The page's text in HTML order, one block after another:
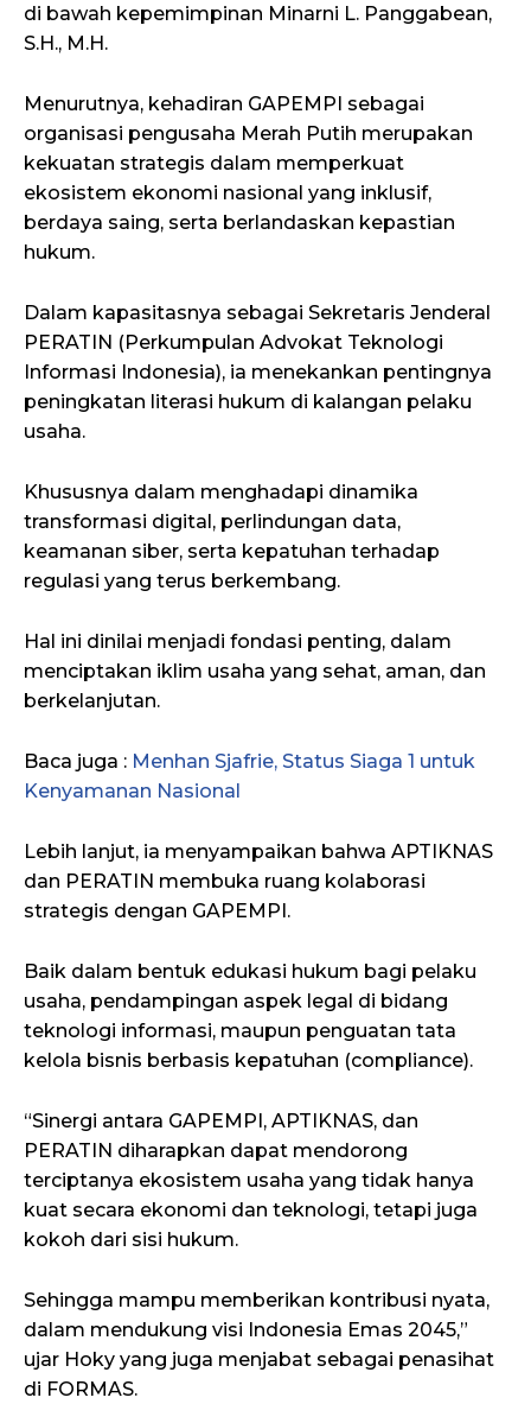
di bawah kepemimpinan Minarni L. Panggabean,
S.H., M.H.
Menurutnya, kehadiran GAPEMPI sebagai
organisasi pengusaha Merah Putih merupakan
kekuatan strategis dalam memperkuat
ekosistem ekonomi nasional yang inklusif,
berdaya saing, serta berlandaskan kepastian
hukum.
Dalam kapasitasnya sebagai Sekretaris Jenderal
PERATIN (Perkumpulan Advokat Teknologi
Informasi Indonesia), ia menekankan pentingnya
peningkatan literasi hukum di kalangan pelaku
usaha.
Khususnya dalam menghadapi dinamika
transformasi digital, perlindungan data,
keamanan siber, serta kepatuhan terhadap
regulasi yang terus berkembang.
Hal ini dinilai menjadi fondasi penting, dalam
menciptakan iklim usaha yang sehat, aman, dan
berkelanjutan.
Baca juga : Menhan Sjafrie, Status Siaga 1 untuk
Kenyamanan Nasional
Lebih lanjut, ia menyampaikan bahwa APTIKNAS
dan PERATIN membuka ruang kolaborasi
strategis dengan GAPEMPI.
Baik dalam bentuk edukasi hukum bagi pelaku
usaha, pendampingan aspek legal di bidang
teknologi informasi, maupun penguatan tata
kelola bisnis berbasis kepatuhan (compliance).
“Sinergi antara GAPEMPI, APTIKNAS, dan
PERATIN diharapkan dapat mendorong
terciptanya ekosistem usaha yang tidak hanya
kuat secara ekonomi dan teknologi, tetapi juga
kokoh dari sisi hukum.
Sehingga mampu memberikan kontribusi nyata,
dalam mendukung visi Indonesia Emas 2045,”
ujar Hoky yang juga menjabat sebagai penasihat
di FORMAS.